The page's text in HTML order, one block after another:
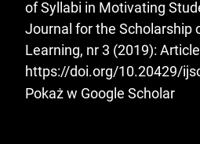
of Syllabi in Motivating
Journal for the Scholarship
Learning, nr 3 (2019):
https://doi.org/10.20429/
Pokaż w Google Scholar